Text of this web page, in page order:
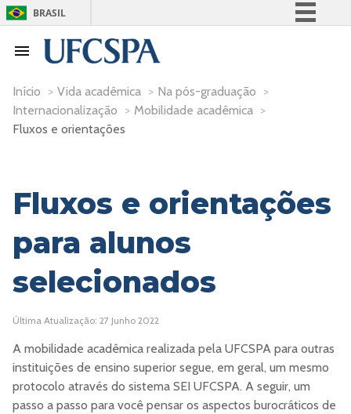
BRASIL
Participe
Acesso à informação
Início > Vida acadêmica > Na pós-graduação >
Internacionalização > Mobilidade acadêmica >
Fluxos e orientações
Fluxos e orientações
para alunos
selecionados
Última Atualização: 27 Junho 2022
A mobilidade acadêmica realizada pela UFCSPA para outras
instituições de ensino superior segue, em geral, um mesmo
protocolo através do sistema SEI UFCSPA. A seguir, um
passo a passo para você pensar os aspectos burocráticos de